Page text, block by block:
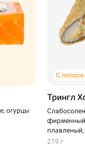
огурцы
С
Трингл
фирменный,
219 г